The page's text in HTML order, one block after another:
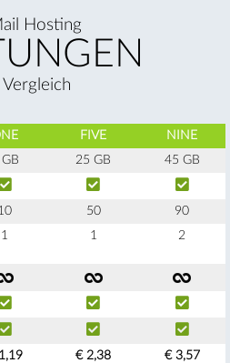
Hosting
Vergleich
FIVE
NINE
25 GB
45 GB
50
90
1 1 2
€ 2,38 € 3,57